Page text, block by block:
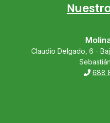
Claudio Delgado, 6 -
688